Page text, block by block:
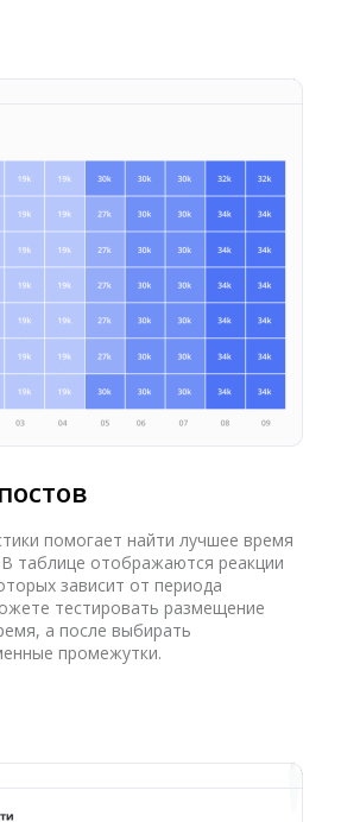
помогает найти лучшее время
таблице отображаются реакции
зависит от периода
тестировать размещение
а после выбирать
промежутки.